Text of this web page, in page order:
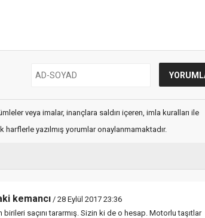
veya imalar, inançlara saldırı içeren, imla kuralları ile
harflerle yazılmış yorumlar onaylanmamaktadır.
kemancı / 28 Eylül 2017 23:36
birileri saçını tararmış. Sizin ki de o hesap. Motorlu taşıtlar